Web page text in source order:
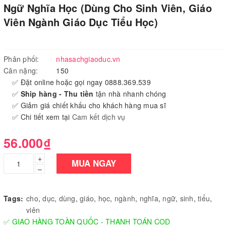
Ngữ Nghĩa Học (Dùng Cho Sinh Viên, Giáo
Viên Ngành Giáo Dục Tiểu Học)
Phân phối:
nhasachgiaoduc.vn
Cân nặng:
150
✅ Đặt online hoặc gọi ngay 0888.369.539
✅ Ship hàng - Thu tiền tận nhà nhanh chóng
✅ Giảm giá chiết khấu cho khách hàng mua sĩ
✅ Chi tiết xem tại Cam kết dịch vụ
56.000₫
+
–
MUA NGAY
Tags: cho,dục, dùng, giáo, học, ngành, nghĩa, ngữ, sinh, tiểu,
viên
✅ GIAO HÀNG TOÀN QUỐC - THANH TOÁN COD